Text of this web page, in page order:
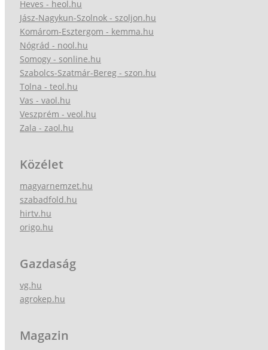
Heves - heol.hu
Jász-Nagykun-Szolnok - szoljon.hu
Komárom-Esztergom - kemma.hu
Nógrád - nool.hu
Somogy - sonline.hu
Szabolcs-Szatmár-Bereg - szon.hu
Tolna - teol.hu
Vas - vaol.hu
Veszprém - veol.hu
Zala - zaol.hu
Közélet
magyarnemzet.hu
szabadfold.hu
hirtv.hu
origo.hu
Gazdaság
vg.hu
agrokep.hu
Magazin